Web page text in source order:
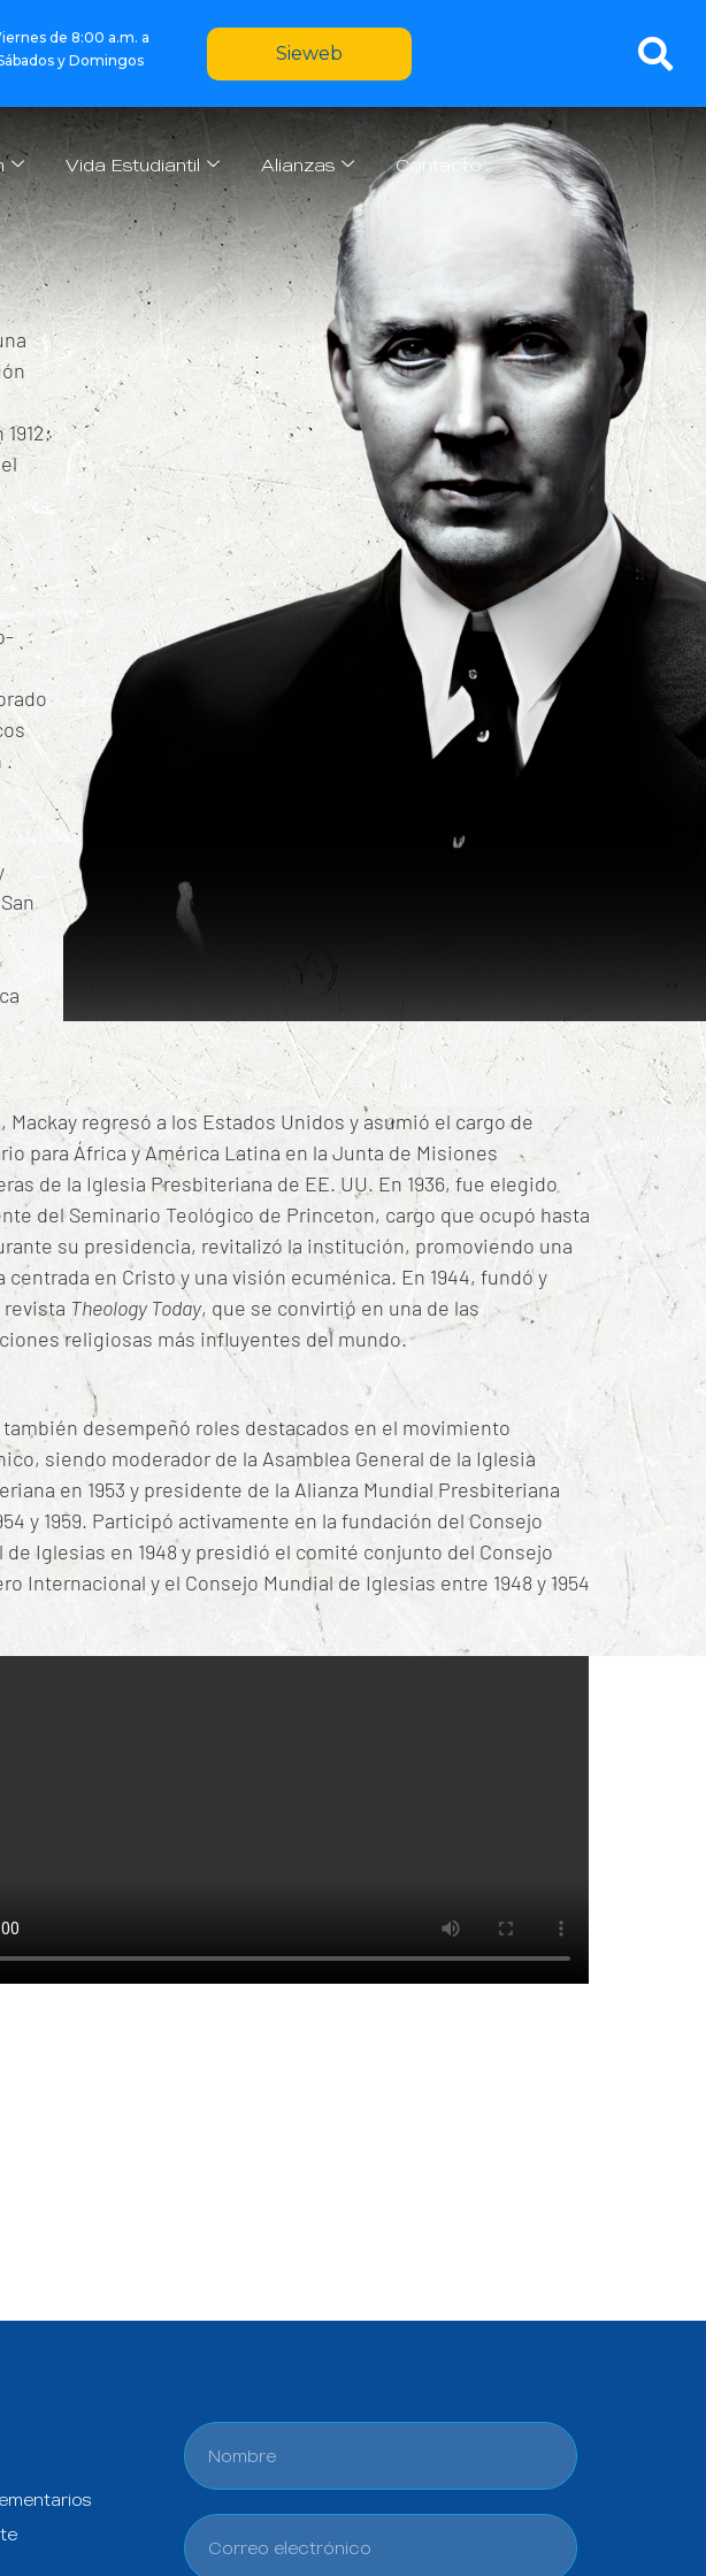
de 8:00 a.m. a
y Domingos
Sieweb
Vida Estudiantil Alianzas Contacto
.
Mackay regresó a los Estados Unidos y asumió el cargo de
para África y América Latina en la Junta de Misiones
de la Iglesia Presbiteriana de EE. UU. En 1936, fue elegido
del Seminario Teológico de Princeton, cargo que ocupó hasta
su presidencia, revitalizó la institución, promoviendo una
centrada en Cristo y una visión ecuménica. En 1944, fundó y
Theology Today, que se convirtió en una de las
religiosas más influyentes del mundo.
también desempeñó roles destacados en el movimiento
siendo moderador de la Asamblea General de la Iglesia
en 1953 y presidente de la Alianza Mundial Presbiteriana
y 1959. Participó activamente en la fundación del Consejo
de Iglesias en 1948 y presidió el comité conjunto del Consejo
Internacional y el Consejo Mundial de Iglesias entre 1948 y 1954